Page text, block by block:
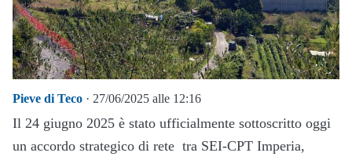
Pieve di Teco · 27/06/2025 alle 12:16
Il 24 giugno 2025 è stato ufficialmente sottoscritto oggi
un accordo strategico di rete tra SEI-CPT Imperia,